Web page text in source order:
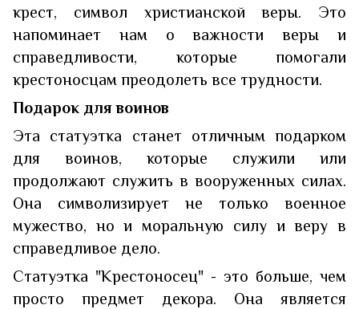
крест, символ христианской веры. Это
напоминает нам о важности веры и
справедливости, которые помогали
крестоносцам преодолеть все трудности.
Подарок для воинов
Эта статуэтка станет отличным подарком
для воинов, которые служили или
продолжают служить в вооруженных силах.
Она символизирует не только военное
мужество, но и моральную силу и веру в
справедливое дело.
Статуэтка "Крестоносец" - это больше, чем
просто предмет декора. Она является